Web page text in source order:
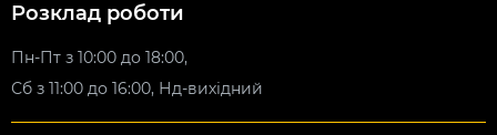
Розклад роботи
Пн-Пт з 10:00 до 18:00,
Сб з 11:00 до 16:00, Нд-вихідний